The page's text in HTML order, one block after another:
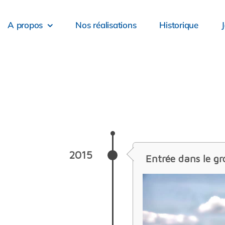
A propos Nos réalisations Historique
2015 Entrée dans le